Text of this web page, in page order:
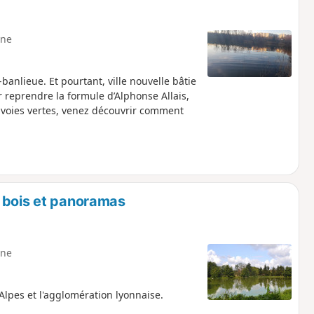
Et pourtant, ville nouvelle bâtie
la formule d’Alphonse Allais,
vertes, venez découvrir comment
et panoramas
et l'agglomération lyonnaise.